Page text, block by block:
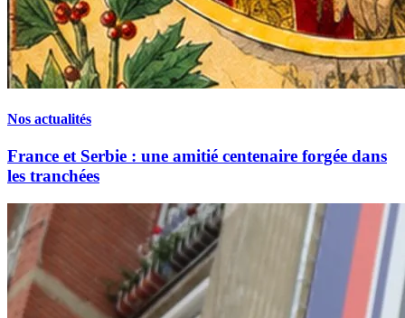
Nos actualités
France et Serbie : une amitié centenaire forgée dans
les tranchées